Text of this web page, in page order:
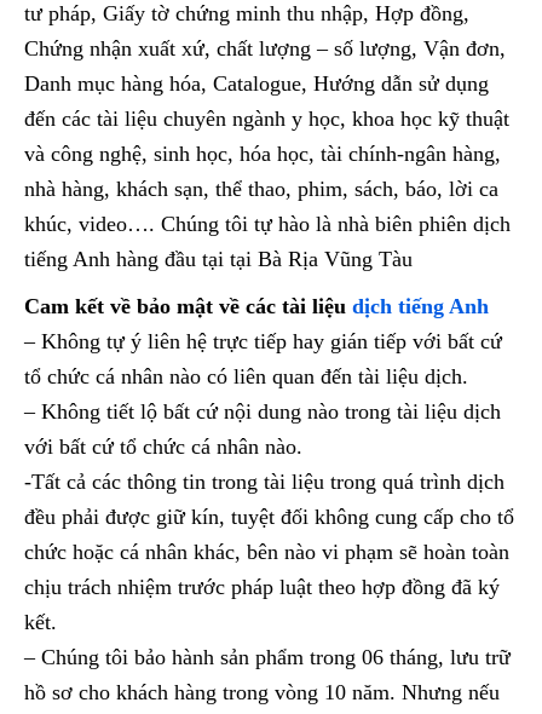
tư pháp, Giấy tờ chứng minh thu nhập, Hợp đồng,
Chứng nhận xuất xứ, chất lượng – số lượng, Vận đơn,
Danh mục hàng hóa, Catalogue, Hướng dẫn sử dụng
đến các tài liệu chuyên ngành y học, khoa học kỹ thuật
và công nghệ, sinh học, hóa học, tài chính-ngân hàng,
nhà hàng, khách sạn, thể thao, phim, sách, báo, lời ca
khúc, video…. Chúng tôi tự hào là nhà biên phiên dịch
tiếng Anh hàng đầu tại tại Bà Rịa Vũng Tàu
Cam kết về bảo mật về các tài liệu dịch tiếng Anh
– Không tự ý liên hệ trực tiếp hay gián tiếp với bất cứ
tổ chức cá nhân nào có liên quan đến tài liệu dịch.
– Không tiết lộ bất cứ nội dung nào trong tài liệu dịch
với bất cứ tổ chức cá nhân nào.
-Tất cả các thông tin trong tài liệu trong quá trình dịch
đều phải được giữ kín, tuyệt đối không cung cấp cho tổ
chức hoặc cá nhân khác, bên nào vi phạm sẽ hoàn toàn
chịu trách nhiệm trước pháp luật theo hợp đồng đã ký
kết.
– Chúng tôi bảo hành sản phẩm trong 06 tháng, lưu trữ
hồ sơ cho khách hàng trong vòng 10 năm. Nhưng nếu